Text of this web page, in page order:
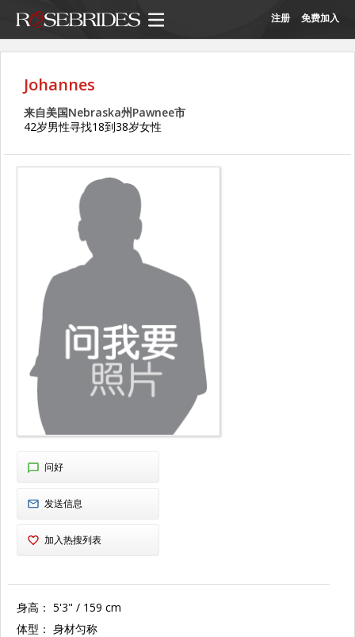
注册 免费加入
Johannes
来自美国Nebraska州Pawnee市
42岁男性寻找18到38岁女性
问好
发送信息
加入热搜列表
身高： 5'3" / 159 cm
体型： 身材匀称